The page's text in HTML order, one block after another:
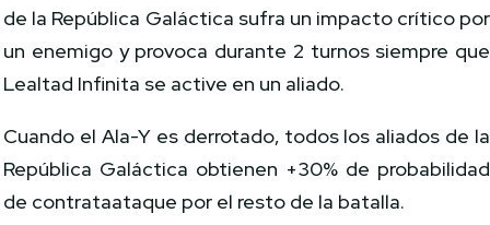
de la República Galáctica sufra un impacto crítico por
un enemigo y provoca durante 2 turnos siempre que
Lealtad Infinita se active en un aliado.
Cuando el Ala-Y es derrotado, todos los aliados de la
República Galáctica obtienen +30% de probabilidad
de contrataataque por el resto de la batalla.